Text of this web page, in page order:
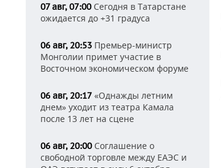
07 авг, 07:00Сегодня в Татарстане
ожидается до +31 градуса
06 авг, 20:53 Премьер-министр
Монголии примет участие в
Восточном экономическом форуме
06 авг, 20:17 «Однажды летним
днем» уходит из театра Камала
после 13 лет на сцене
06 авг, 20:00Соглашение о
свободной торговле между ЕАЭС и